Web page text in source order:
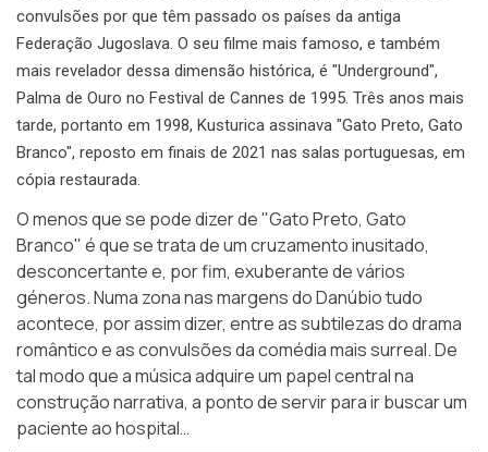
convulsões por que têm passado os países da antiga
Federação Jugoslava. O seu filme mais famoso, e também
mais revelador dessa dimensão histórica, é "Underground",
Palma de Ouro no Festival de Cannes de 1995. Três anos mais
tarde, portanto em 1998, Kusturica assinava "Gato Preto, Gato
Branco", reposto em finais de 2021 nas salas portuguesas, em
cópia restaurada.
O menos que se pode dizer de "Gato Preto, Gato
Branco" é que se trata de um cruzamento inusitado,
desconcertante e, por fim, exuberante de vários
géneros. Numa zona nas margens do Danúbio tudo
acontece, por assim dizer, entre as subtilezas do drama
romântico e as convulsões da comédia mais surreal. De
tal modo que a música adquire um papel central na
construção narrativa, a ponto de servir para ir buscar um
paciente ao hospital…